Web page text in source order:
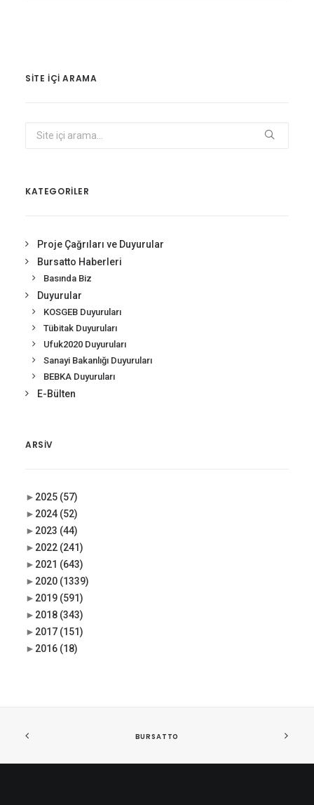
SITE IÇI ARAMA
KATEGORİLER
Proje Çağrıları ve Duyurular
Bursatto Haberleri
Basında Biz
Duyurular
KOSGEB Duyuruları
Tübitak Duyuruları
Ufuk2020 Duyuruları
Sanayi Bakanlığı Duyuruları
BEBKA Duyuruları
E-Bülten
ARSIV
► 2025 (57)
► 2024 (52)
► 2023 (44)
► 2022 (241)
► 2021 (643)
► 2020 (1339)
► 2019 (591)
► 2018 (343)
► 2017 (151)
► 2016 (18)
BURSATTO